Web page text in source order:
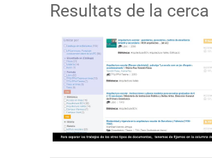
Resultats de la cerca